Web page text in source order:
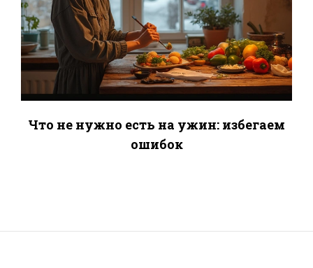
Что не нужно есть на ужин: избегаем
ошибок